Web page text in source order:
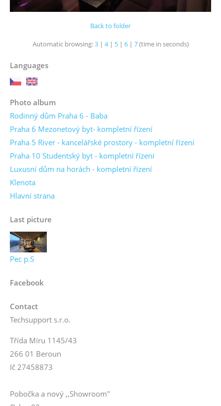
Back to folder
Automatic browsing:3| 4| 5| 6| 7(time in seconds)
Languages
Photo album
Rodinný dům Praha 6 - Baba
Praha 6 Mezonetový byt- kompletní řízení
Praha 5 River - kancelářské prostory - kompletní řízení
Praha 10 Studentský byt - kompletní řízení
Luxusní dům na horách - kompletní řízení
Klenota
Hlavní strana
Last picture
Pec p.S
Facebook
Contact
Techsupport s.r.o.
Třída Míru 1145/43
266 01 Beroun
Ič 27458873
Pobočka a nový ,,Showroom"